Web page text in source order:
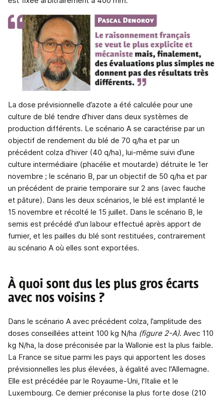
La dose prévisionnelle d’azote a été calculée pour une
culture de blé tendre d’hiver dans deux systèmes de
production différents. Le scénario A se caractérise par un
objectif de rendement du blé de 70 q/ha et par un
précédent colza d’hiver (40 q/ha), lui-même suivi d’une
culture intermédiaire (phacélie et moutarde) détruite le 1er
novembre ; le scénario B, par un objectif de 50 q/ha et par
un précédent de prairie temporaire sur 2 ans (avec fauche
et pâture). Dans les deux scénarios, le blé est implanté le
15 novembre et récolté le 15 juillet. Dans le scénario B, le
semis est précédé d'un labour effectué après apport de
fumier, et les pailles du blé sont restituées, contrairement
au scénario A où elles sont exportées.
À quoi sont dus les plus gros écarts
avec nos voisins ?
Dans le scénario A avec précédent colza, l’amplitude des
doses conseillées atteint 100 kg N/ha (figure 2-A). Avec 110
kg N/ha, la dose préconisée par la Wallonie est la plus faible.
La France se situe parmi les pays qui apportent les doses
prévisionnelles les plus élevées, à égalité avec l'Allemagne.
Elle est précédée par le Royaume-Uni, l'Italie et le
Luxembourg. Ce dernier préconise la plus forte dose (210